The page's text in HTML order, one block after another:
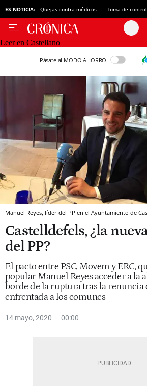
ES NOTICIA: Quejas contra médicos Toma de
Leer en Castellano
Pásate al MODO AHORRO
Manuel Reyes, líder del PP en el Ayuntamiento de
Castelldefels, ¿la
del PP?
El pacto entre PSC, Movem y ERC,
popular Manuel Reyes acceder a la
borde de la ruptura tras la renuncia
enfrentada a los comunes
14 mayo, 2020 00:00